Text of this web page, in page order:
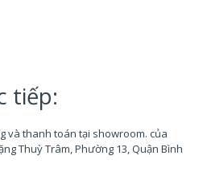
tiếp:
và thanh toán tại showroom. của
Thuỳ Trâm, Phường 13, Quận Bình